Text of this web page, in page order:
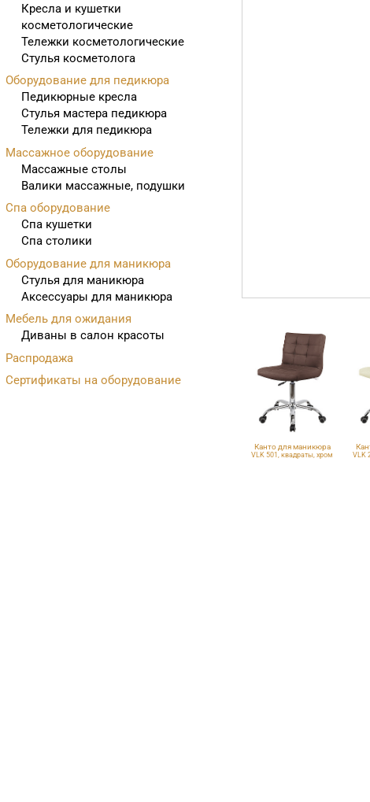
Канто для маникюра
VLK 501, квадраты, хром VLK
Кресла и кушетки
косметологические
Тележки косметологические
Стулья косметолога
Оборудование для педикюра
Педикюрные кресла
Стулья мастера педикюра
Тележки для педикюра
Массажное оборудование
Массажные столы
Валики массажные, подушки
Спа оборудование
Спа кушетки
Спа столики
Оборудование для маникюра
Стулья для маникюра
Аксессуары для маникюра
Мебель для ожидания
Диваны в салон красоты
Распродажа
Сертификаты на оборудование